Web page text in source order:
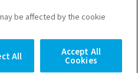
be affected by the cookie
All Accept All
Cookies